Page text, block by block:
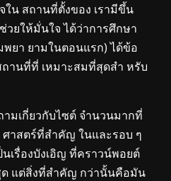
น สถานที่ตั้งของ เรามีขึ้น
วยให้มั่นใจ ได้ว่าการศึกษา
ยา ยามในตอนแรก) ได้ข้อ
ถานที่ที่ เหมาะสมที่สุดสำ หรับ
ามเกี่ยวกับไซต์ จำนวนมากที่
าสตร์ที่สำคัญ ในและรอบ ๆ
นเรื่องบังเอิญ ที่คราวน์พอยต์
แต่สิ่งที่สำคัญ กว่านั้นคือมัน